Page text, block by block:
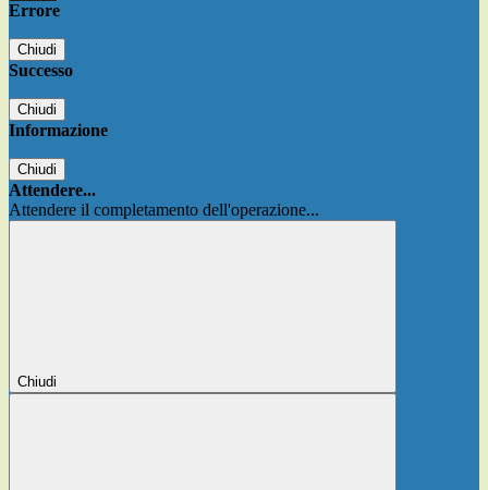
Errore
Chiudi
Successo
Chiudi
Informazione
Chiudi
Attendere...
Attendere il completamento dell'operazione...
Chiudi